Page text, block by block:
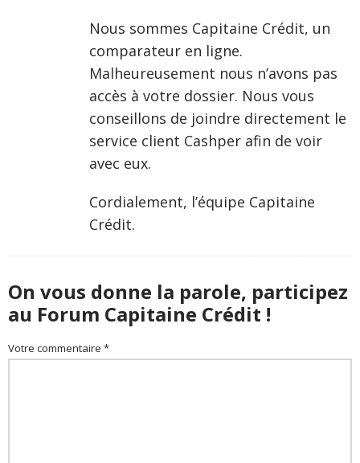
Nous sommes Capitaine Crédit, un
comparateur en ligne.
Malheureusement nous n’avons pas
accès à votre dossier. Nous vous
conseillons de joindre directement le
service client Cashper afin de voir
avec eux.
Cordialement, l’équipe Capitaine
Crédit.
On vous donne la parole, participez
au Forum Capitaine Crédit !
Votre commentaire *